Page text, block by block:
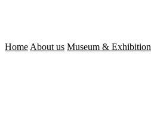
Home About us Museum & Exhibition